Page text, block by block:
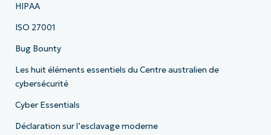
HIPAA
ISO 27001
Bug Bounty
Les huit éléments essentiels du Centre australien de
cybersécurité
Cyber Essentials
Déclaration sur l’esclavage moderne